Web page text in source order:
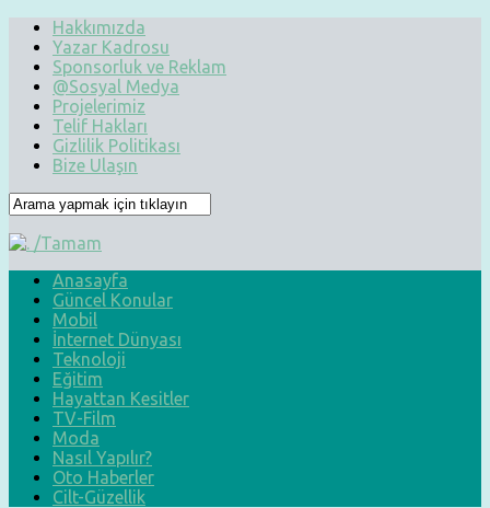
Hakkımızda
Yazar Kadrosu
Sponsorluk ve Reklam
@Sosyal Medya
Projelerimiz
Telif Hakları
Gizlilik Politikası
Bize Ulaşın
Anasayfa
Güncel Konular
Mobil
İnternet Dünyası
Teknoloji
Eğitim
Hayattan Kesitler
TV-Film
Moda
Nasıl Yapılır?
Oto Haberler
Cilt-Güzellik